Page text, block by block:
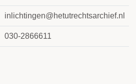
inlichtingen@hetutrechtsarchief.nl
030-2866611